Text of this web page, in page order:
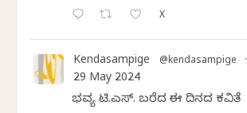
X
Kendasampige @kendasampige ·
29 May 2024
ಭವ್ಯ ಟಿ.ಎಸ್. ಬರೆದ ಈ ದಿನದ ಕವಿತೆ